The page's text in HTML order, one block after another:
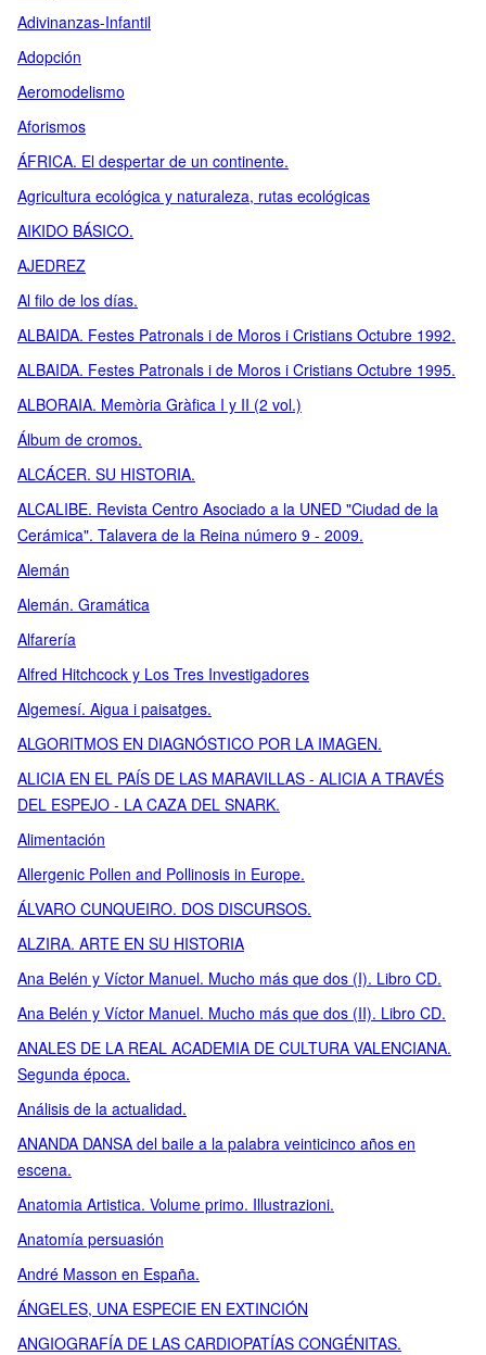
Adivinanzas-Infantil
Adopción
Aeromodelismo
Aforismos
ÁFRICA. El despertar de un continente.
Agricultura ecológica y naturaleza, rutas ecológicas
AIKIDO BÁSICO.
AJEDREZ
Al filo de los días.
ALBAIDA. Festes Patronals i de Moros i Cristians Octubre 1992.
ALBAIDA. Festes Patronals i de Moros i Cristians Octubre 1995.
ALBORAIA. Memòria Gràfica I y II (2 vol.)
Álbum de cromos.
ALCÁCER. SU HISTORIA.
ALCALIBE. Revista Centro Asociado a la UNED "Ciudad de la
Cerámica". Talavera de la Reina número 9 - 2009.
Alemán
Alemán. Gramática
Alfarería
Alfred Hitchcock y Los Tres Investigadores
Algemesí. Aigua i paisatges.
ALGORITMOS EN DIAGNÓSTICO POR LA IMAGEN.
ALICIA EN EL PAÍS DE LAS MARAVILLAS - ALICIA A TRAVÉS
DEL ESPEJO - LA CAZA DEL SNARK.
Alimentación
Allergenic Pollen and Pollinosis in Europe.
ÁLVARO CUNQUEIRO. DOS DISCURSOS.
ALZIRA. ARTE EN SU HISTORIA
Ana Belén y Víctor Manuel. Mucho más que dos (I). Libro CD.
Ana Belén y Víctor Manuel. Mucho más que dos (II). Libro CD.
ANALES DE LA REAL ACADEMIA DE CULTURA VALENCIANA.
Segunda época.
Análisis de la actualidad.
ANANDA DANSA del baile a la palabra veinticinco años en
escena.
Anatomia Artistica. Volume primo. Illustrazioni.
Anatomía persuasión
André Masson en España.
ÁNGELES, UNA ESPECIE EN EXTINCIÓN
ANGIOGRAFÍA DE LAS CARDIOPATÍAS CONGÉNITAS.